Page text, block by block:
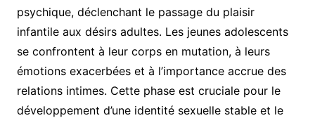
psychique, déclenchant le passage du plaisir
infantile aux désirs adultes. Les jeunes adolescents
se confrontent à leur corps en mutation, à leurs
émotions exacerbées et à l’importance accrue des
relations intimes. Cette phase est cruciale pour le
développement d’une identité sexuelle stable et le